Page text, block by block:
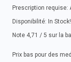
Prescription
Disponibilité: In Stock!
Note 4,71 / 5 sur la
Prix bas pour des